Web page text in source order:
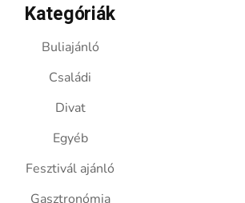
Kategóriák
Buliajánló
Családi
Divat
Egyéb
Fesztivál ajánló
Gasztronómia